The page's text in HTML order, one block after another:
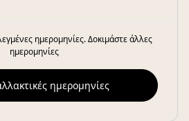
ημερομηνίες. Δοκιμάστε άλλες
ημερομηνίες
ημερομηνίες